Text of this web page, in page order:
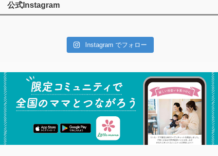
公式Instagram
Instagram でフォロー